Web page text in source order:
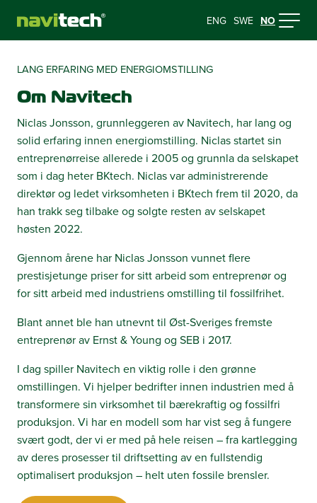
ENG SWE NO
LANG ERFARING MED ENERGIOMSTILLING
Om Navitech
Niclas Jonsson, grunnleggeren av Navitech, har lang og
solid erfaring innen energiomstilling. Niclas startet sin
entreprenørreise allerede i 2005 og grunnla da selskapet
som i dag heter BKtech. Niclas var administrerende
direktør og ledet virksomheten i BKtech frem til 2020, da
han trakk seg tilbake og solgte resten av selskapet
høsten 2022.
Gjennom årene har Niclas Jonsson vunnet flere
prestisjetunge priser for sitt arbeid som entreprenør og
for sitt arbeid med industriens omstilling til fossilfrihet.
Blant annet ble han utnevnt til Øst-Sveriges fremste
entreprenør av Ernst & Young og SEB i 2017.
I dag spiller Navitech en viktig rolle i den grønne
omstillingen. Vi hjelper bedrifter innen industrien med å
transformere sin virksomhet til bærekraftig og fossilfri
produksjon. Vi har en modell som har vist seg å fungere
svært godt, der vi er med på hele reisen – fra kartlegging
av deres prosesser til driftsetting av en fullstendig
optimalisert produksjon – helt uten fossile brensler.